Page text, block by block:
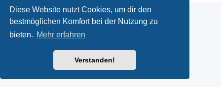
Diese Website nutzt Cookies, um dir den
bestmöglichen Komfort bei der Nutzung zu
bieten. Mehr erfahren
Verstanden!